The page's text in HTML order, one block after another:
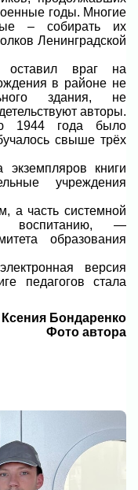
годы. Многие
– собирать их
Ленинградской
оставил враг на
в районе не
здания, не
авторы.
1944 года было
свыше трёх
книги
учреждения
а часть системной
воспитанию, —
образования
версия
педагогов стала
Ксения Бондаренко
Фото автора